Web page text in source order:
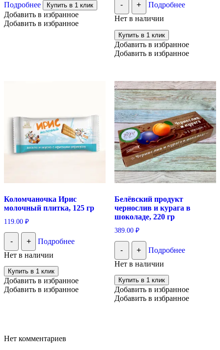
Подробнее Купить в 1 клик
Добавить в избранное
Добавить в избранное
- +
Подробнее
Нет в наличии
Купить в 1 клик
Добавить в избранное
Добавить в избранное
Коломчаночка Ирис
молочный плитка, 125 гр
119.00 ₽
- +
Подробнее
Нет в наличии
Купить в 1 клик
Добавить в избранное
Добавить в избранное
Белёвский продукт
чернослив и курага в
шоколаде, 220 гр
389.00 ₽
- +
Подробнее
Нет в наличии
Купить в 1 клик
Добавить в избранное
Добавить в избранное
Нет комментариев